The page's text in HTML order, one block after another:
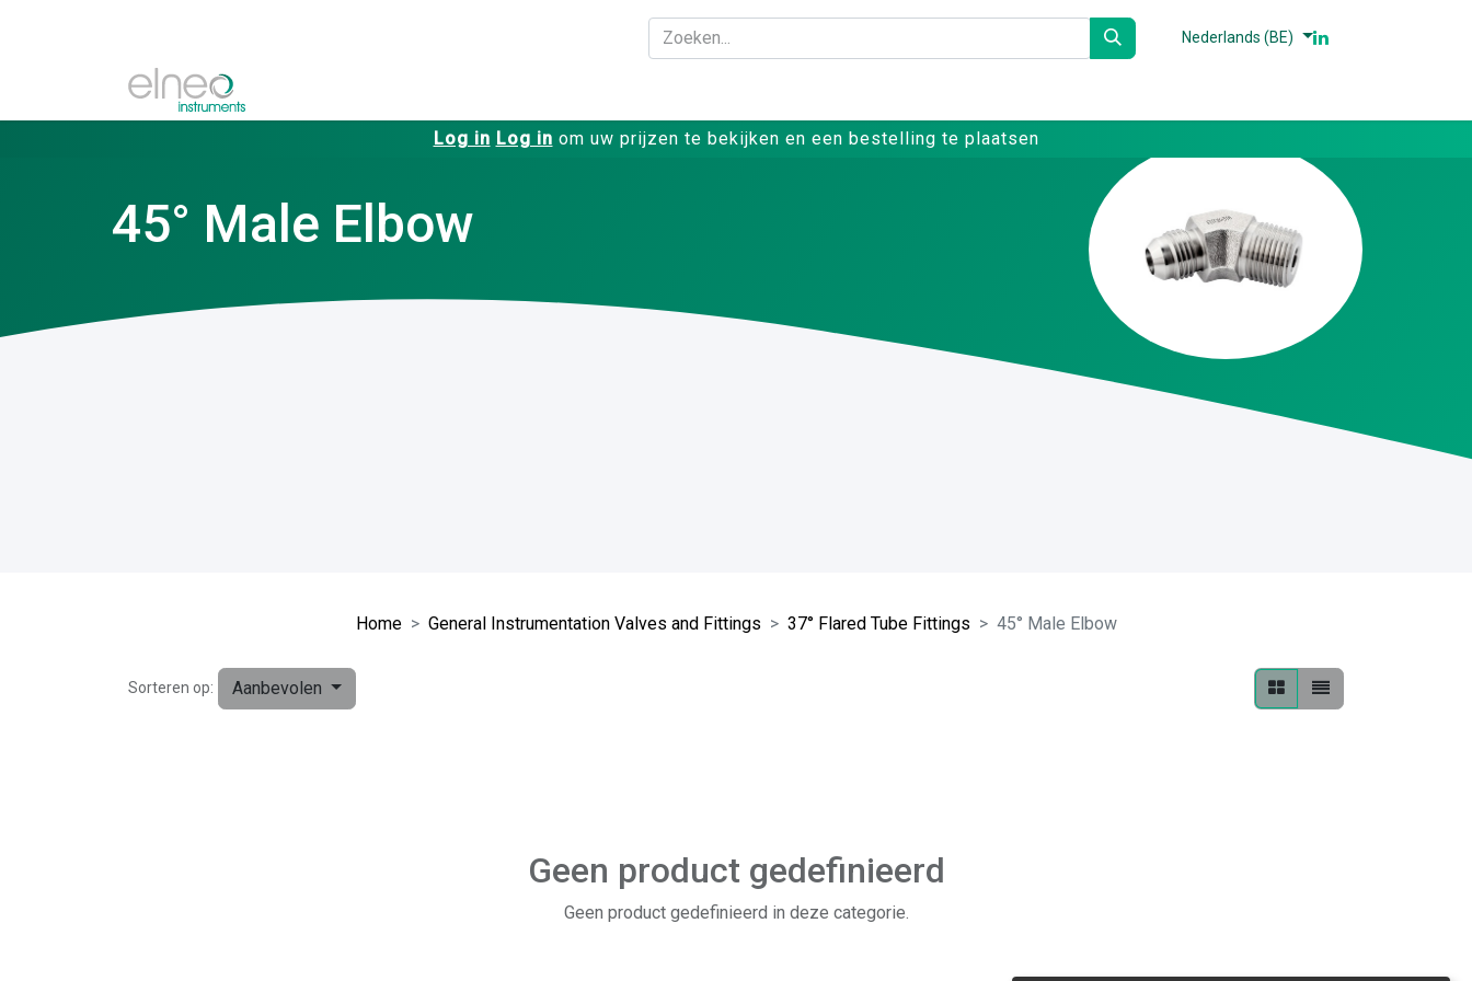
Nederlands (BE)
Log in Log in om uw prijzen te bekijken en een bestelling te plaatsen
45° Male Elbow
Home General Instrumentation Valves and Fittings 37° Flared Tube Fittings 45° Male Elbow
Sorteren op: Aanbevolen
Geen product gedefinieerd
Geen product gedefinieerd in deze categorie.